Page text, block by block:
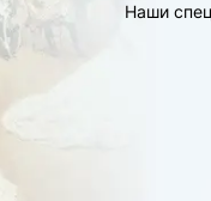
Наши